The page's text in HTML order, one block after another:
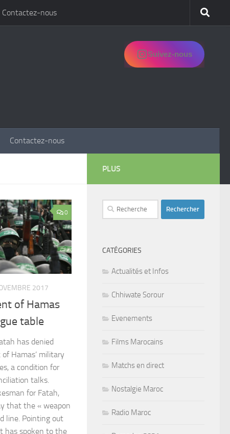
Contactez-nous
Suivez-nous
Contactez-nous
0
2017
of Hamas
table
has denied
Hamas’ military
a condition for
talks.
for Fatah,
that the « weapon
line. Pointing out
has spoken to the
PLUS
Rechercher :
CATÉGORIES
Actualités et Infos
Chhiwate Sorour
Evenements
Films Marocains
Matchs en direct
Nostalgie Maroc
Radio Maroc